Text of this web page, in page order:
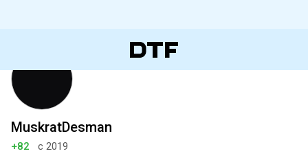
MuskratDesman
+82
с 2019